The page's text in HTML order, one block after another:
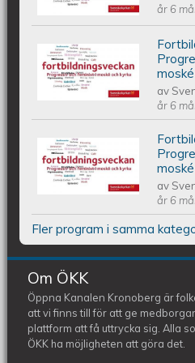
Uppdraget attår 6
Progressiv och
kyrka
av
år 6
Progressiv och
kyrka, del 2
av
år 6
Fler program i samma
Om ÖKK
Öppna Kanalen Kronoberg är
att vi finns till för att ge
plattform att få uttrycka sig. Alla
ÖKK ha möjligheten att göra det.